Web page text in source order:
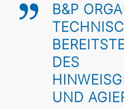
B&P
DES
UND